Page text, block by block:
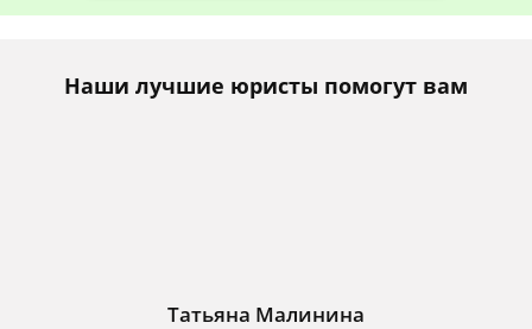
Наши лучшие юристы помогут вам
Татьяна Малинина